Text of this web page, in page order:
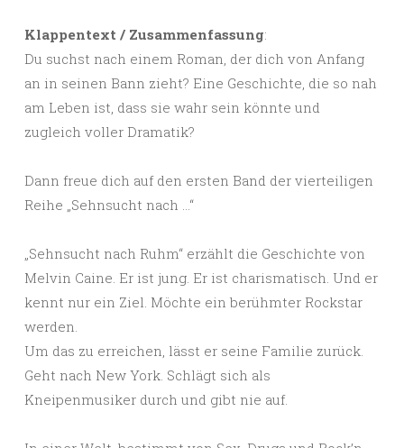
Klappentext / Zusammenfassung:
Du suchst nach einem Roman, der dich von Anfang
an in seinen Bann zieht? Eine Geschichte, die so nah
am Leben ist, dass sie wahr sein könnte und
zugleich voller Dramatik?
Dann freue dich auf den ersten Band der vierteiligen
Reihe „Sehnsucht nach …“
„Sehnsucht nach Ruhm“ erzählt die Geschichte von
Melvin Caine. Er ist jung. Er ist charismatisch. Und er
kennt nur ein Ziel. Möchte ein berühmter Rockstar
werden.
Um das zu erreichen, lässt er seine Familie zurück.
Geht nach New York. Schlägt sich als
Kneipenmusiker durch und gibt nie auf.